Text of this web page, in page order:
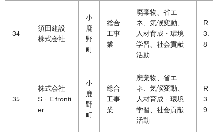
34
須田建設
株式会社
小
鹿
野
町
総合
工事
業
廃棄物、省エ
ネ、気候変動、
人材育成・環境
学習、社会貢献
活動
R
3.
8
35
株式会社
S・E fronti
er
小
鹿
野
町
総合
工事
業
廃棄物、省エ
ネ、気候変動、
人材育成・環境
学習、社会貢献
活動
R
3.
9